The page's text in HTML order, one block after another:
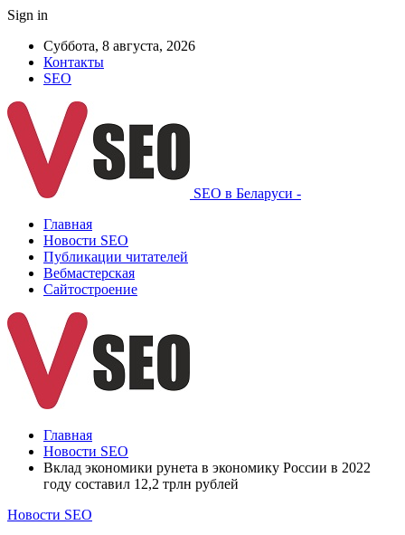
Sign in
Суббота, 8 августа, 2026
Контакты
SEO
SEO в Беларуси -
Главная
Новости SEO
Публикации читателей
Вебмастерская
Сайтостроение
Главная
Новости SEO
Вклад экономики рунета в экономику России в 2022
году составил 12,2 трлн рублей
Новости SEO